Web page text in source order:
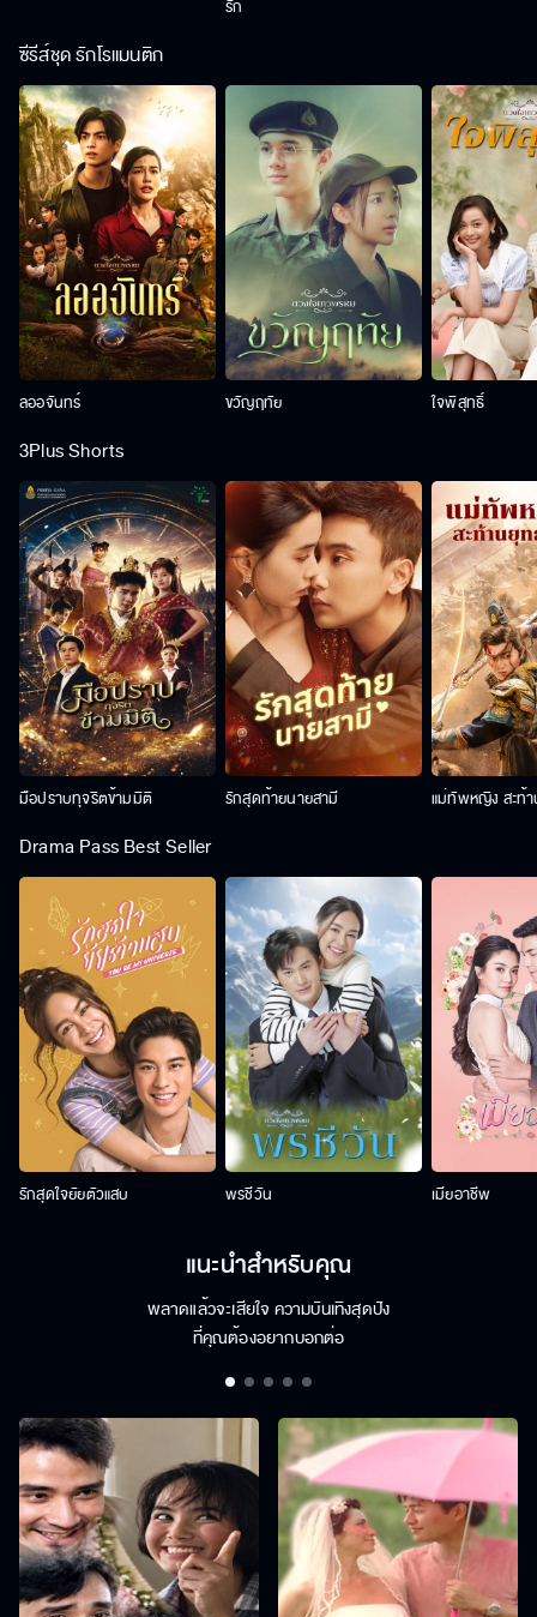
รัก
ซีรีส์ชุด รักโรแมนติก
ลออจันทร์ ขวัญฤทัย ใจพิสุทธิ์
3Plus Shorts
มือปราบทุจริตข้ามมิติ รักสุดท้ายนายสามี แม่ทัพหญิง สะท้
Drama Pass Best Seller
รักสุดใจยัยตัวแสบ พรชีวัน เมียอาชีพ
แนะนำสำหรับคุณ
พลาดแล้วจะเสียใจ ความบันเทิงสุดปัง
ที่คุณต้องอยากบอกต่อ